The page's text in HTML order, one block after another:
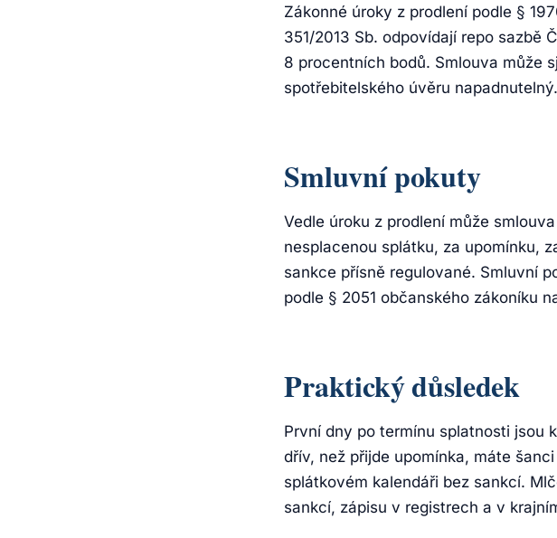
Zákonné úroky z prodlení podle §
351/2013 Sb. odpovídají repo sazbě
8 procentních bodů. Smlouva může
spotřebitelského úvěru napadnutelný.
Smluvní pokuty
Vedle úroku z prodlení může
nesplacenou splátku, za upomínku,
sankce přísně regulované. Smluvní
podle § 2051 občanského zákoníku
Praktický důsledek
První dny po termínu splatnosti jsou
dřív, než přijde upomínka, máte
splátkovém kalendáři bez sankcí.
sankcí, zápisu v registrech a v